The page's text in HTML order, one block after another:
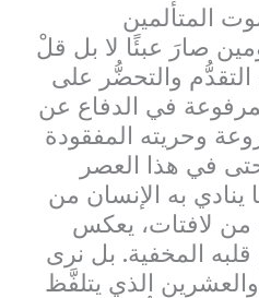
المتألمين
صارَ عبئًا لا بل قلْ
والتحضُّر على
في الدفاع عن
وحريته المفقودة
في هذا العصر
به الإنسان من
من لافتات، يعكس
المخفية. بل نرى
الذي يتلفَّظ